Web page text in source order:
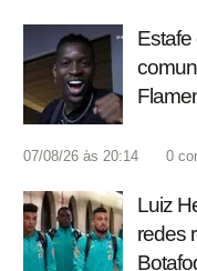
Estafe
07/08/26 às 20:14 0
Luiz
redes